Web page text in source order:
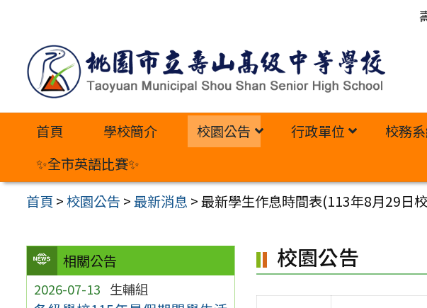
內
首頁 學校簡介 校園公告 行政單位 校務
✨全市英語比賽✨
首頁 >校園公告 >最新消息 >最新學生作息時間表(113年8月29日
相關公告
2026-07-13 生輔組
校園公告